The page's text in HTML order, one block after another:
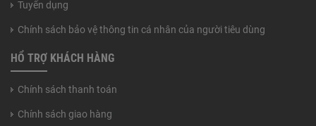
Tuyển dụng
Chính sách bảo vệ thông tin cá nhân của người tiêu dùng
HỔ TRỢ KHÁCH HÀNG
Chính sách thanh toán
Chính sách giao hàng